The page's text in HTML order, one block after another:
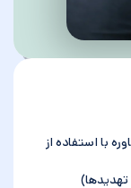
با استفاده از